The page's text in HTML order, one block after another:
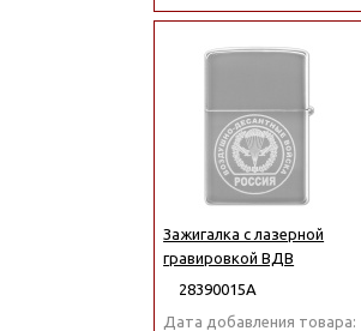
Зажигалка с лазерной
гравировкой ВДВ
28390015А
Дата добавления товара: